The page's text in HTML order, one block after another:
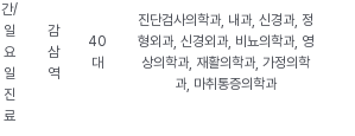
간/
일
요
일
진
료
감
삼
역
40
대
진단검사의학과, 내과, 신경과, 정
형외과, 신경외과, 비뇨의학과, 영
상의학과, 재활의학과, 가정의학
과, 마취통증의학과